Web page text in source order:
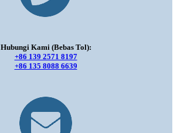
Hubungi Kami (Bebas Tol):
+86 139 2571 8197
+86 135 8088 6639